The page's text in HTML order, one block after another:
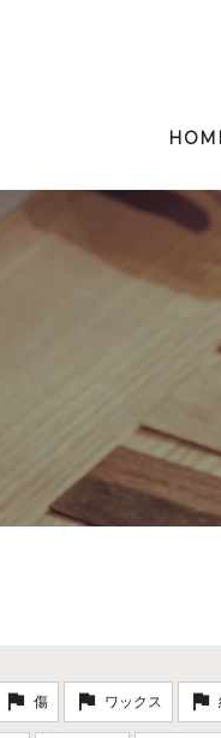
傷 ワックス